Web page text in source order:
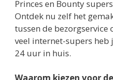
Princes en Bounty
Ontdek nu zelf het
tussen de
veel internet-supers
24 uur in huis.